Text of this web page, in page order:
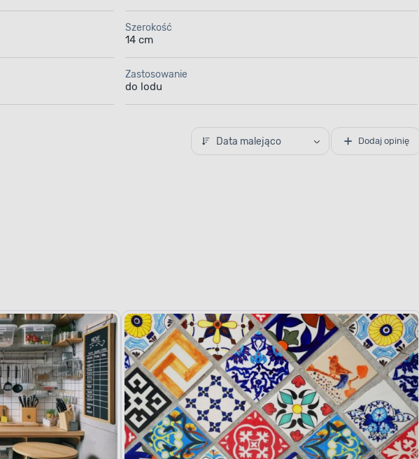
Szerokość
14 cm
Zastosowanie
do lodu
Data malejąco Dodaj opinię